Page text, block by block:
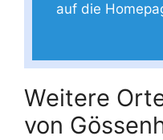
auf die
Weitere
von